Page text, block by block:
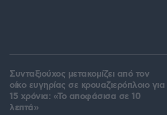
Συνταξιούχος μετακομίζει από τον
οίκο ευγηρίας σε κρουαζιερόπλοιο για
15 χρόνια: «Το αποφάσισα σε 10
λεπτά»